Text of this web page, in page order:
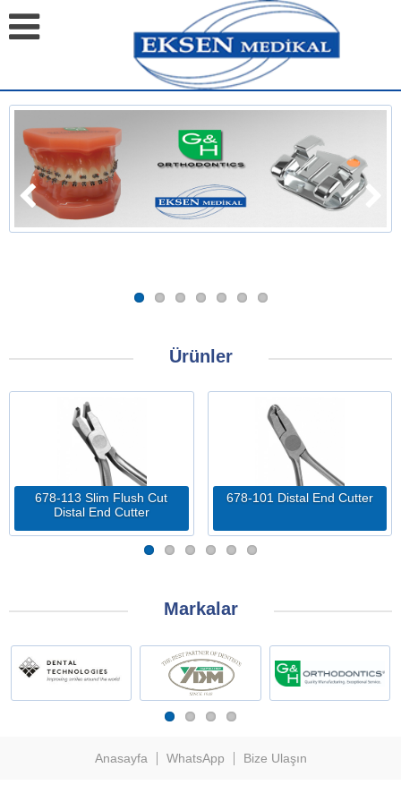
Ürünler
678-113 Slim Flush Cut
Distal End Cutter
678-101 Distal End Cutter
Markalar
Anasayfa WhatsApp Bize Ulaşın